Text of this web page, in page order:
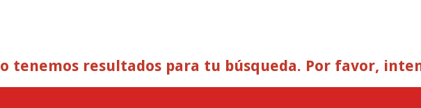
tenemos resultados para tu búsqueda. Por favor,